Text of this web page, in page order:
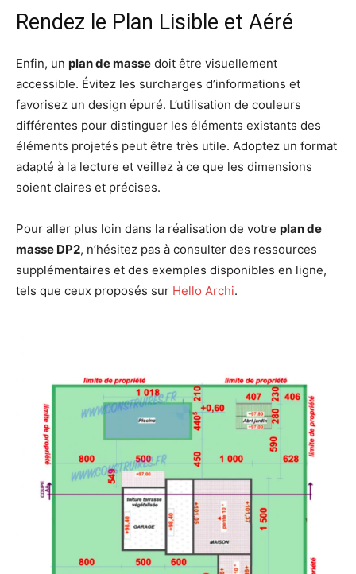
Rendez le Plan Lisible et Aéré
Enfin, un plan de masse doit être visuellement
accessible. Évitez les surcharges d’informations et
favorisez un design épuré. L’utilisation de couleurs
différentes pour distinguer les éléments existants des
éléments projetés peut être très utile. Adoptez un format
adapté à la lecture et veillez à ce que les dimensions
soient claires et précises.
Pour aller plus loin dans la réalisation de votre plan de
masse DP2, n’hésitez pas à consulter des ressources
supplémentaires et des exemples disponibles en ligne,
tels que ceux proposés sur Hello Archi.